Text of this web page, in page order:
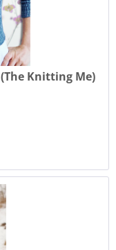
Knitting Me)